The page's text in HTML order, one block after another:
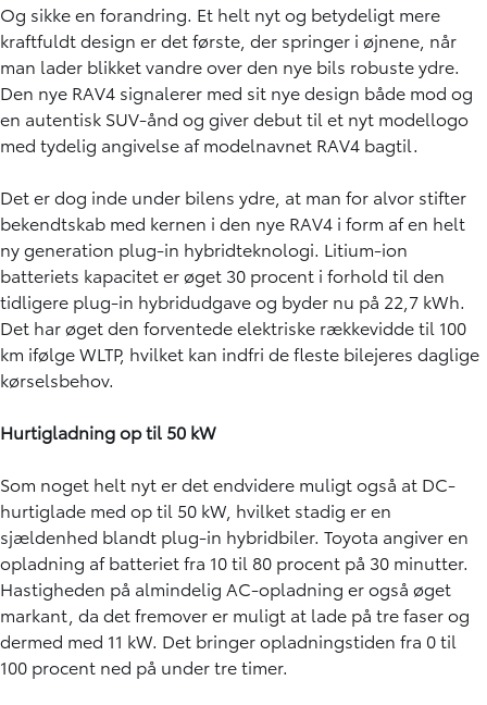
Og sikke en forandring. Et helt nyt og betydeligt mere
kraftfuldt design er det første, der springer i øjnene, når
man lader blikket vandre over den nye bils robuste ydre.
Den nye RAV4 signalerer med sit nye design både mod og
en autentisk SUV-ånd og giver debut til et nyt modellogo
med tydelig angivelse af modelnavnet RAV4 bagtil.
Det er dog inde under bilens ydre, at man for alvor stifter
bekendtskab med kernen i den nye RAV4 i form af en helt
ny generation plug-in hybridteknologi. Litium-ion
batteriets kapacitet er øget 30 procent i forhold til den
tidligere plug-in hybridudgave og byder nu på 22,7 kWh.
Det har øget den forventede elektriske rækkevidde til 100
km ifølge WLTP, hvilket kan indfri de fleste bilejeres daglige
kørselsbehov.
Hurtigladning op til 50 kW
Som noget helt nyt er det endvidere muligt også at DC-
hurtiglade med op til 50 kW, hvilket stadig er en
sjældenhed blandt plug-in hybridbiler. Toyota angiver en
opladning af batteriet fra 10 til 80 procent på 30 minutter.
Hastigheden på almindelig AC-opladning er også øget
markant, da det fremover er muligt at lade på tre faser og
dermed med 11 kW. Det bringer opladningstiden fra 0 til
100 procent ned på under tre timer.